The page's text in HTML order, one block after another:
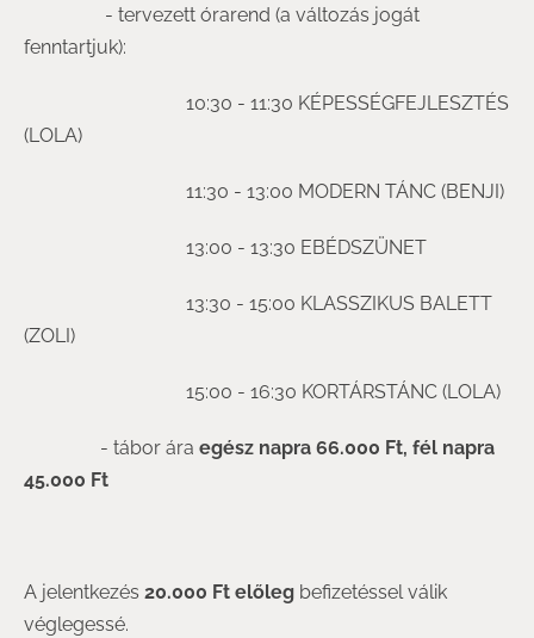
- tervezett órarend (a változás jogát
fenntartjuk):
10:30 - 11:30 KÉPESSÉGFEJLESZTÉS
(LOLA)
11:30 - 13:00 MODERN TÁNC (BENJI)
13:00 - 13:30 EBÉDSZÜNET
13:30 - 15:00 KLASSZIKUS BALETT
(ZOLI)
15:00 - 16:30 KORTÁRSTÁNC (LOLA)
- tábor ára egész napra 66.000 Ft, fél napra
45.000 Ft
A jelentkezés 20.000 Ft előleg befizetéssel válik
véglegessé.